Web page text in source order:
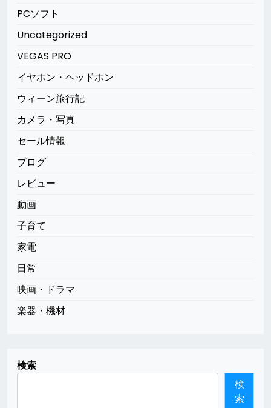
PCソフト
Uncategorized
VEGAS PRO
イヤホン・ヘッドホン
ウィーン旅行記
カメラ・写真
セール情報
ブログ
レビュー
動画
子育て
家電
日常
映画・ドラマ
楽器・機材
検索
検
索